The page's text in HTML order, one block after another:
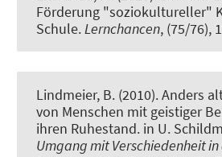
Förderung "soziokultureller"
Schule.Lernchancen, (75/76),
Lindmeier, B. (2010).Anders
von Menschen mit geistiger
ihren Ruhestand. in U.
Umgang mit Verschiedenheit